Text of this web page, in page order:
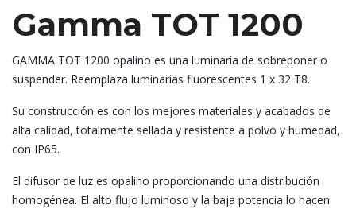
Gamma TOT 1200
GAMMA TOT 1200 opalino es una luminaria de sobreponer o
suspender. Reemplaza luminarias fluorescentes 1 x 32 T8.
Su construcción es con los mejores materiales y acabados de
alta calidad, totalmente sellada y resistente a polvo y humedad,
con IP65.
El difusor de luz es opalino proporcionando una distribución
homogénea. El alto flujo luminoso y la baja potencia lo hacen